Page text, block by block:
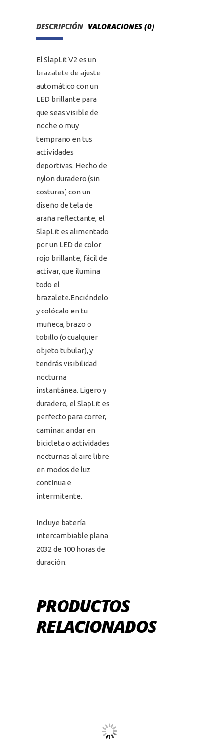
DESCRIPCIÓN VALORACIONES (0)
El SlapLit V2 es un
brazalete de ajuste
automático con un
LED brillante para
que seas visible de
noche o muy
temprano en tus
actividades
deportivas. Hecho de
nylon duradero (sin
costuras) con un
diseño de tela de
araña reflectante, el
SlapLit es alimentado
por un LED de color
rojo brillante, fácil de
activar, que ilumina
todo el
brazalete.Enciéndelo
y colócalo en tu
muñeca, brazo o
tobillo (o cualquier
objeto tubular), y
tendrás visibilidad
nocturna
instantánea. Ligero y
duradero, el SlapLit es
perfecto para correr,
caminar, andar en
bicicleta o actividades
nocturnas al aire libre
en modos de luz
continua e
intermitente.
Incluye batería
intercambiable plana
2032 de 100 horas de
duración.
PRODUCTOS
RELACIONADOS
Este